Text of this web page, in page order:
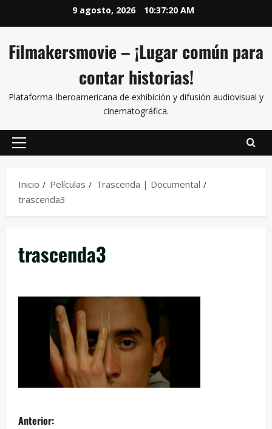
9 agosto, 2026 10:37:20 AM
Filmakersmovie – ¡Lugar común para
contar historias!
Plataforma Iberoamericana de exhibición y difusión audiovisual y
cinematográfica.
Inicio Películas
Trascenda | Documental
trascenda3
trascenda3
Anterior: